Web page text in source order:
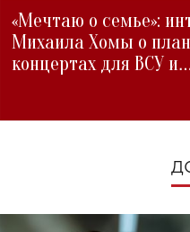
«Мечтаю о семье»:
Михаила Хомы о
концертах для ВСУ и